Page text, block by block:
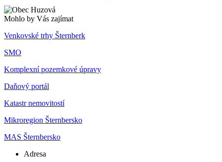
Mohlo by Vás zajímat
Venkovské trhy Šternberk
SMO
Komplexní pozemkové úpravy
Daňový portál
Katastr nemovitostí
Mikroregion Šternbersko
MAS Šternbersko
Adresa